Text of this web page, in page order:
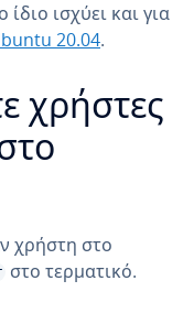
ισχύει και για
20.04.
χρήστες
χρήστη στο
στο τερματικό.